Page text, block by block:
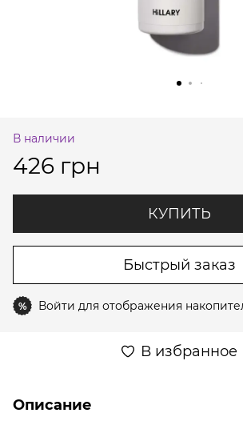
В наличии
426 грн
КУПИТЬ
Быстрый заказ
% Войти для отображения
В избранное
Описание